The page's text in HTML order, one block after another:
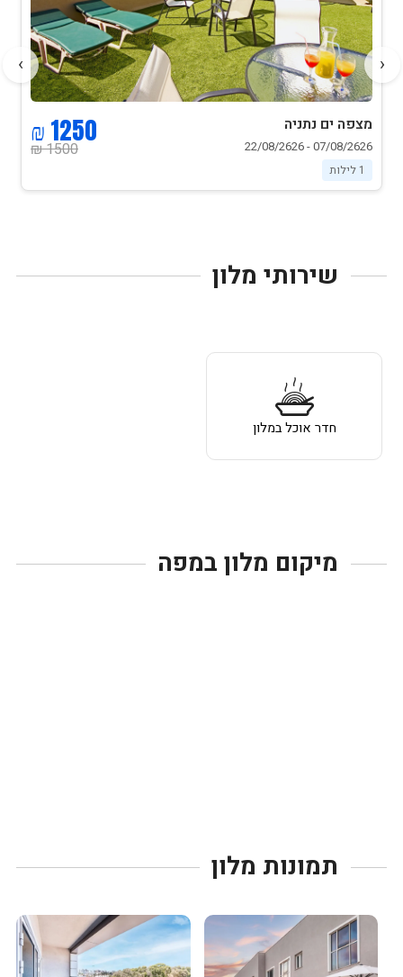
מצפה ים נתניה
07/08/2626 - 22/08/2626
1 לילות
1500 ₪
1250 ₪
‹
›
שירותי מלון
חדר אוכל במלון
מיקום מלון במפה
תמונות מלון